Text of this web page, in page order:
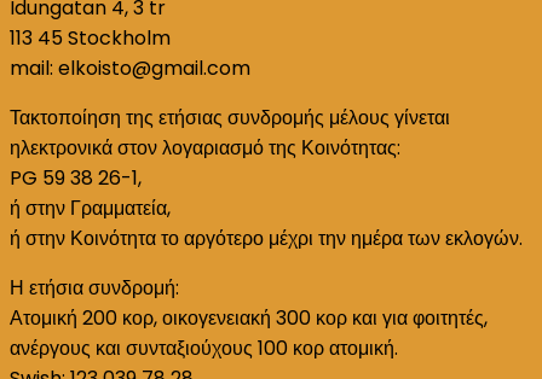
Idungatan 4, 3 tr
113 45 Stockholm
mail: elkoisto@gmail.com
Τακτοποίηση της ετήσιας συνδρομής μέλους γίνεται
ηλεκτρονικά στον λογαριασμό της Κοινότητας:
PG 59 38 26-1,
ή στην Γραμματεία,
ή στην Κοινότητα το αργότερο μέχρι την ημέρα των εκλογών.
Η ετήσια συνδρομή:
Ατομική 200 κορ, οικογενειακή 300 κορ και για φοιτητές,
ανέργους και συνταξιούχους 100 κορ ατομική.